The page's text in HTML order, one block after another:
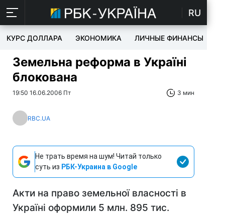
RU
КУРС ДОЛЛАРА ЭКОНОМИКА ЛИЧНЫЕ ФИНАНСЫ
Земельна реформа в Україні
блокована
19:50 16.06.2006 Пт 3 мин
RBC.UA
Не трать время на шум! Читай только
суть из РБК-Украина в Google
Акти на право земельної власності в
Україні оформили 5 млн. 895 тис.